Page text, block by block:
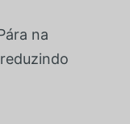
na